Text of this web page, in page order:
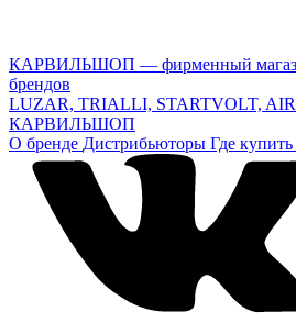
КАРВИЛЬШОП — фирменный
брендов
LUZAR, TRIALLI, STARTVOLT,
КАРВИЛЬШОП
О бренде Дистрибьюторы Где купить